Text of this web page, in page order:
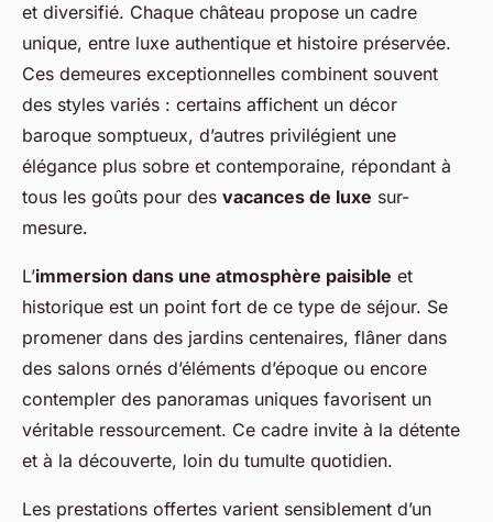
et diversifié. Chaque château propose un cadre
unique, entre luxe authentique et histoire préservée.
Ces demeures exceptionnelles combinent souvent
des styles variés : certains affichent un décor
baroque somptueux, d’autres privilégient une
élégance plus sobre et contemporaine, répondant à
tous les goûts pour des vacances de luxe sur-
mesure.
L’immersion dans une atmosphère paisible et
historique est un point fort de ce type de séjour. Se
promener dans des jardins centenaires, flâner dans
des salons ornés d’éléments d’époque ou encore
contempler des panoramas uniques favorisent un
véritable ressourcement. Ce cadre invite à la détente
et à la découverte, loin du tumulte quotidien.
Les prestations offertes varient sensiblement d’un